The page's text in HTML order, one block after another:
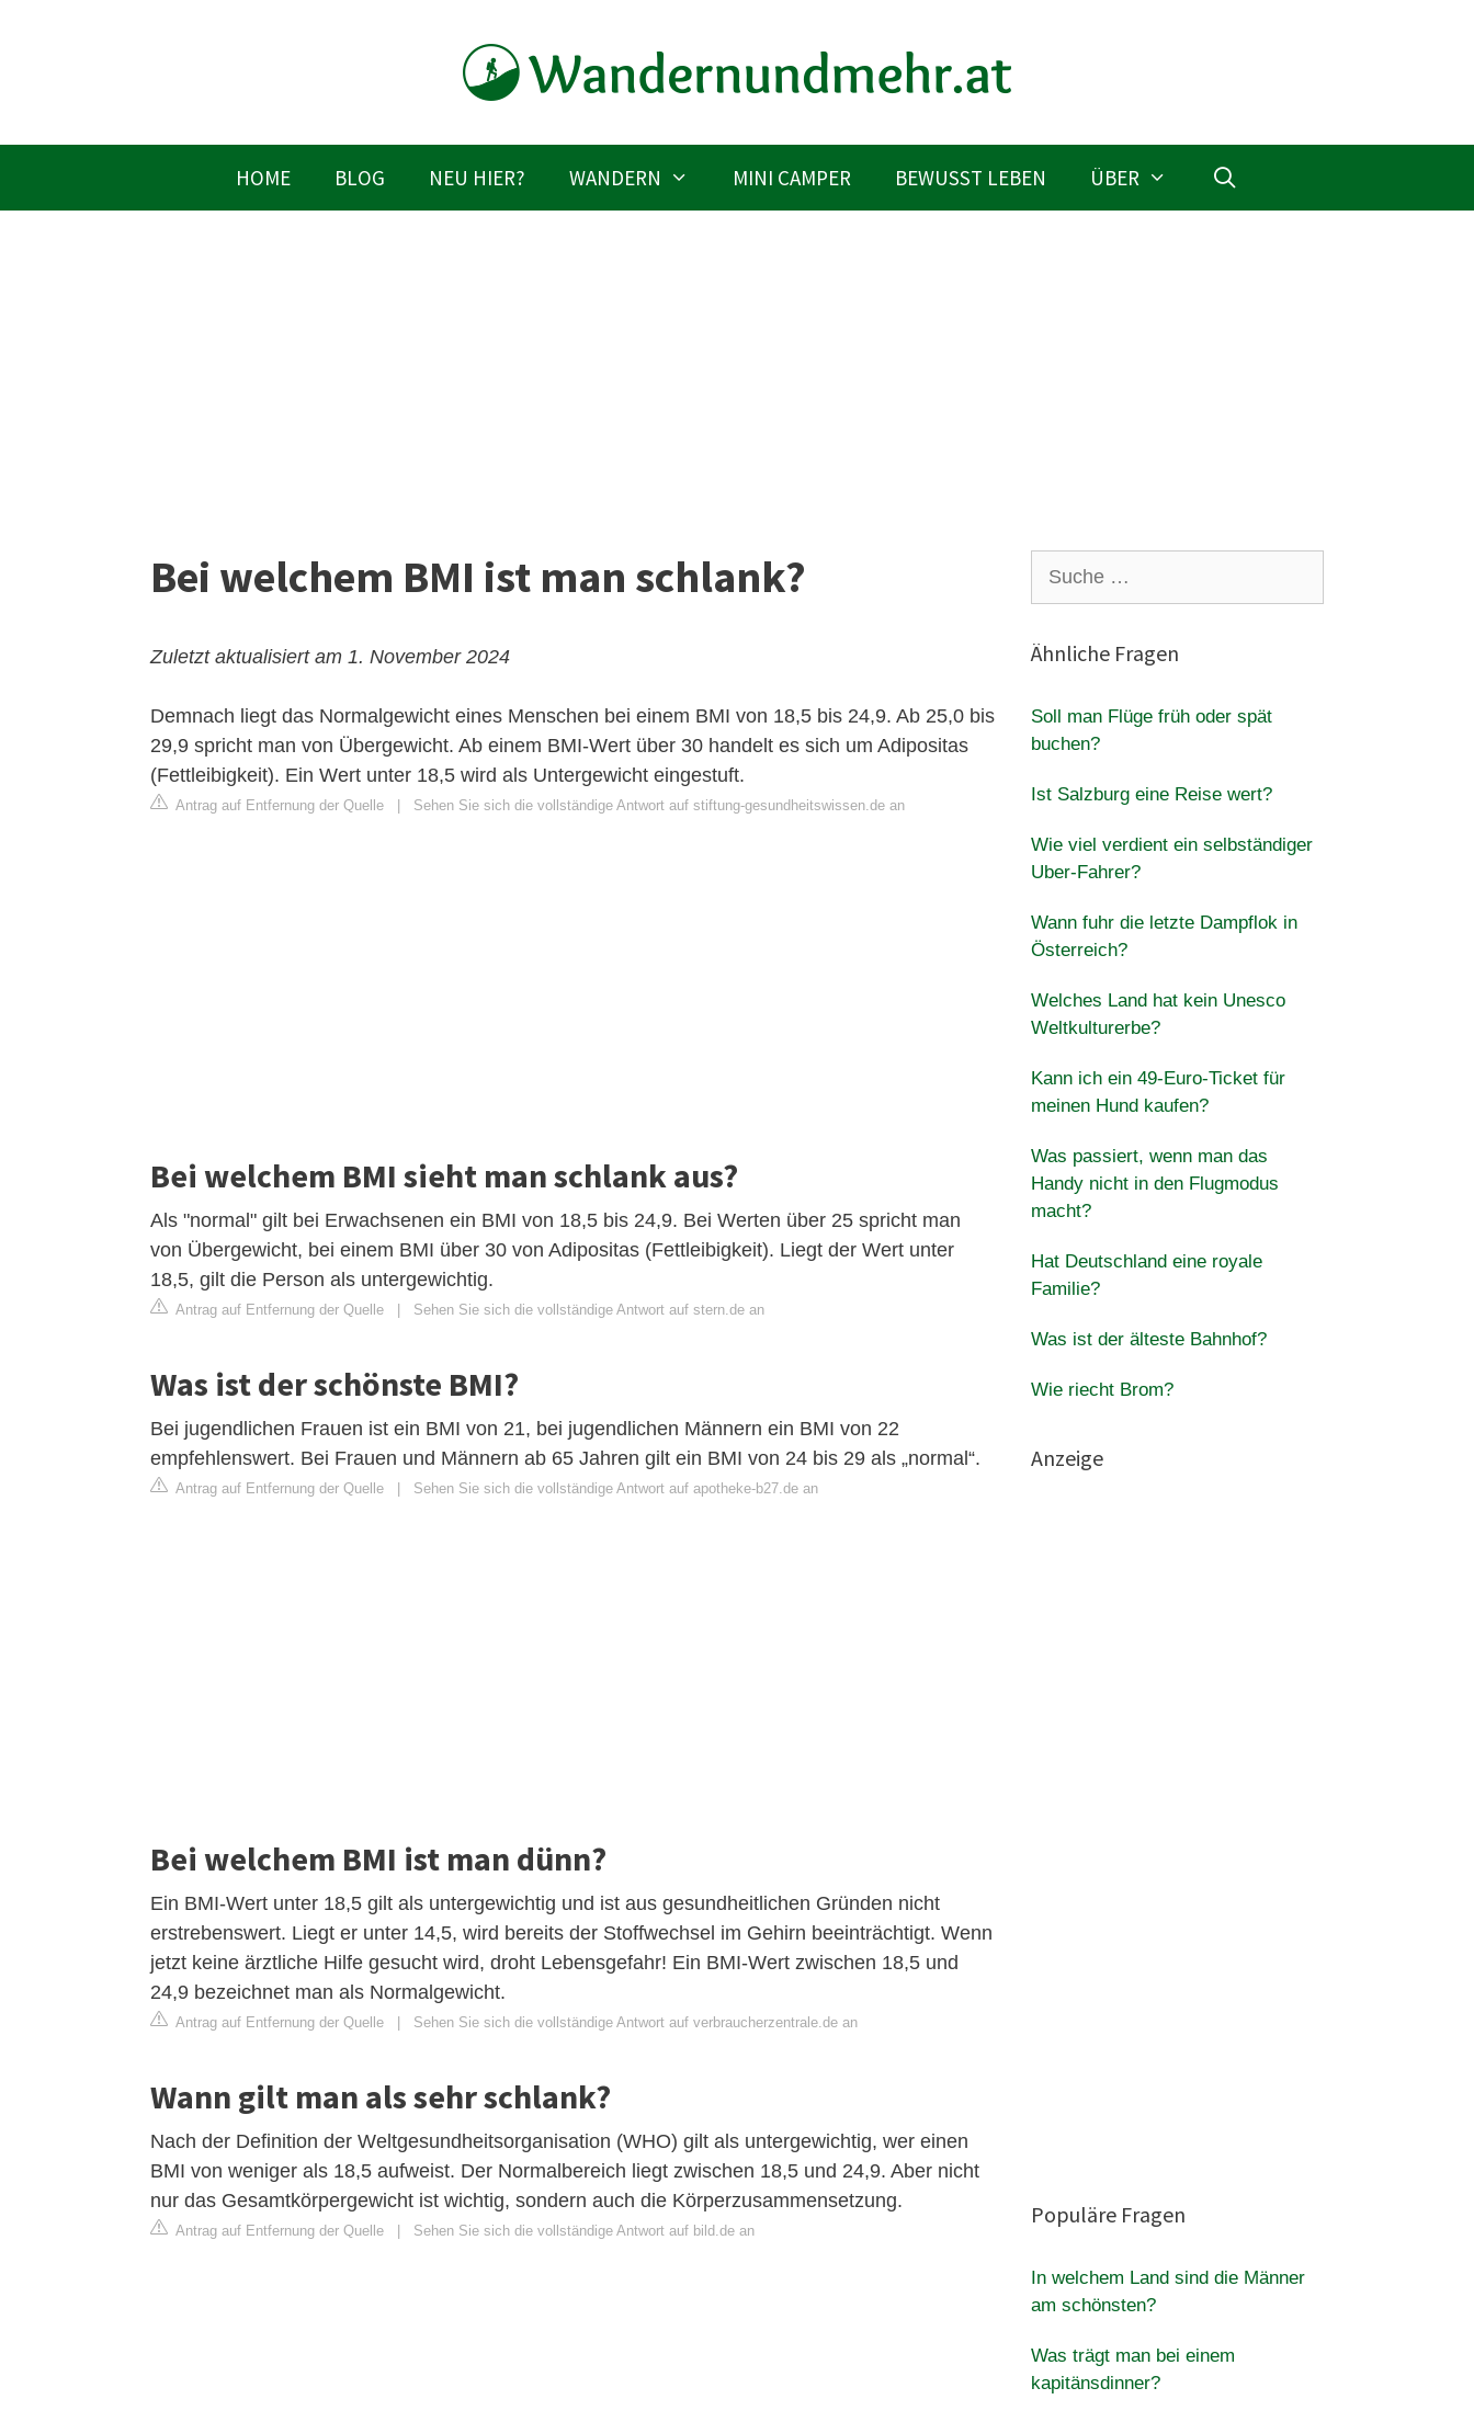
HOME BLOG NEU HIER? WANDERN MINI CAMPER BEWUSST LEBEN ÜBER
Bei welchem BMI ist man schlank?
Zuletzt aktualisiert am 1. November 2024
Demnach liegt das Normalgewicht eines Menschen bei einem BMI von 18,5 bis 24,9. Ab 25,0 bis
29,9 spricht man von Übergewicht. Ab einem BMI-Wert über 30 handelt es sich um Adipositas
(Fettleibigkeit). Ein Wert unter 18,5 wird als Untergewicht eingestuft.
Antrag auf Entfernung der Quelle Sehen Sie sich die vollständige Antwort auf stiftung-gesundheitswissen.de an
Bei welchem BMI sieht man schlank aus?
Als "normal" gilt bei Erwachsenen ein BMI von 18,5 bis 24,9. Bei Werten über 25 spricht man
von Übergewicht, bei einem BMI über 30 von Adipositas (Fettleibigkeit). Liegt der Wert unter
18,5, gilt die Person als untergewichtig.
Antrag auf Entfernung der Quelle Sehen Sie sich die vollständige Antwort auf stern.de an
Was ist der schönste BMI?
Bei jugendlichen Frauen ist ein BMI von 21, bei jugendlichen Männern ein BMI von 22
empfehlenswert. Bei Frauen und Männern ab 65 Jahren gilt ein BMI von 24 bis 29 als „normal“.
Antrag auf Entfernung der Quelle Sehen Sie sich die vollständige Antwort auf apotheke-b27.de an
Bei welchem BMI ist man dünn?
Ein BMI-Wert unter 18,5 gilt als untergewichtig und ist aus gesundheitlichen Gründen nicht
erstrebenswert. Liegt er unter 14,5, wird bereits der Stoffwechsel im Gehirn beeinträchtigt. Wenn
jetzt keine ärztliche Hilfe gesucht wird, droht Lebensgefahr! Ein BMI-Wert zwischen 18,5 und
24,9 bezeichnet man als Normalgewicht.
Antrag auf Entfernung der Quelle Sehen Sie sich die vollständige Antwort auf verbraucherzentrale.de an
Wann gilt man als sehr schlank?
Nach der Definition der Weltgesundheitsorganisation (WHO) gilt als untergewichtig, wer einen
BMI von weniger als 18,5 aufweist. Der Normalbereich liegt zwischen 18,5 und 24,9. Aber nicht
nur das Gesamtkörpergewicht ist wichtig, sondern auch die Körperzusammensetzung.
Antrag auf Entfernung der Quelle Sehen Sie sich die vollständige Antwort auf bild.de an
nach:
Ähnliche Fragen
Soll man Flüge früh oder spät
buchen?
Ist Salzburg eine Reise wert?
Wie viel verdient ein selbständiger
Uber-Fahrer?
Wann fuhr die letzte Dampflok in
Österreich?
Welches Land hat kein Unesco
Weltkulturerbe?
Kann ich ein 49-Euro-Ticket für
meinen Hund kaufen?
Was passiert, wenn man das
Handy nicht in den Flugmodus
macht?
Hat Deutschland eine royale
Familie?
Was ist der älteste Bahnhof?
Wie riecht Brom?
Anzeige
Populäre Fragen
In welchem Land sind die Männer
am schönsten?
Was trägt man bei einem
kapitänsdinner?